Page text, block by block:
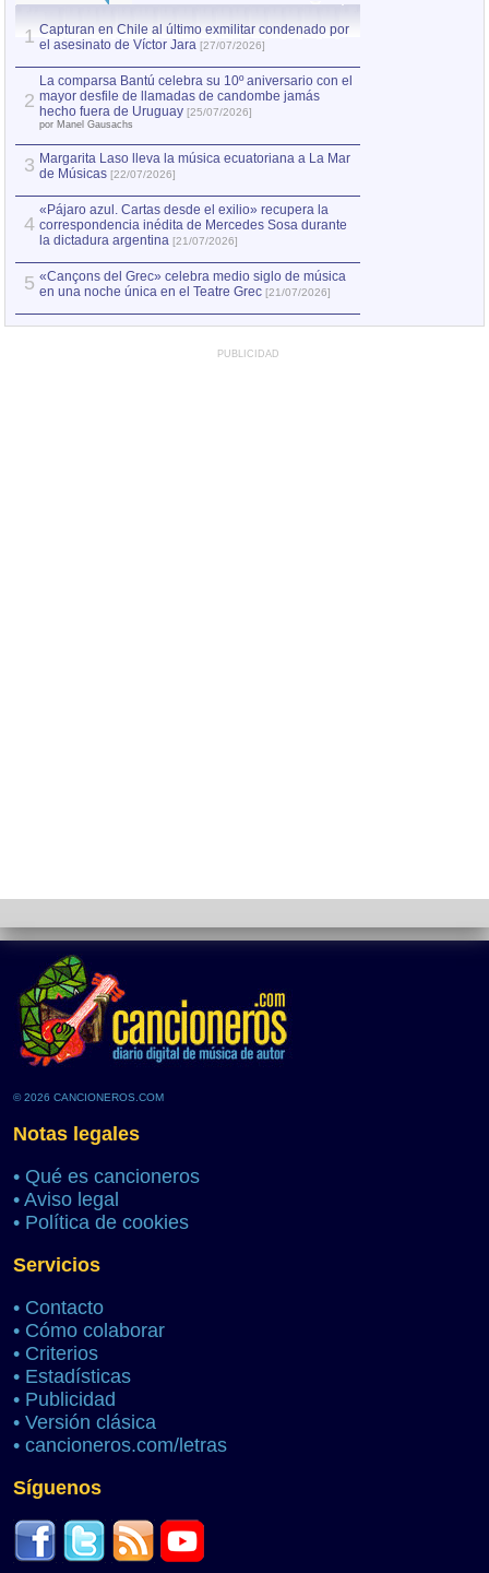
1 Capturan en Chile al último exmilitar condenado por
el asesinato de Víctor Jara [27/07/2026]
2
La comparsa Bantú celebra su 10º aniversario con el
mayor desfile de llamadas de candombe jamás
hecho fuera de Uruguay [25/07/2026]
por Manel Gausachs
3 Margarita Laso lleva la música ecuatoriana a La Mar
de Músicas [22/07/2026]
4
«Pájaro azul. Cartas desde el exilio» recupera la
correspondencia inédita de Mercedes Sosa durante
la dictadura argentina [21/07/2026]
5 «Cançons del Grec» celebra medio siglo de música
en una noche única en el Teatre Grec [21/07/2026]
PUBLICIDAD
© 2026 CANCIONEROS.COM
Notas legales
• Qué es cancioneros
• Aviso legal
• Política de cookies
Servicios
• Contacto
• Cómo colaborar
• Criterios
• Estadísticas
• Publicidad
• Versión clásica
• cancioneros.com/letras
Síguenos